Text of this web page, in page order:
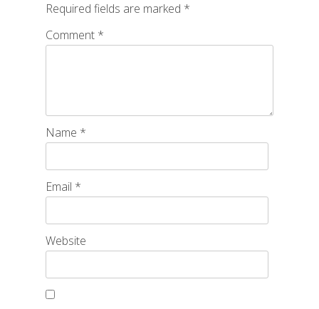
Required fields are marked *
Comment *
Name *
Email *
Website